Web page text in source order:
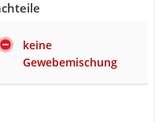
keine
Gewebemischung